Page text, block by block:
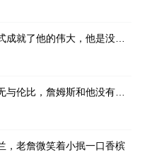
，老詹微笑着小抿一口香槟